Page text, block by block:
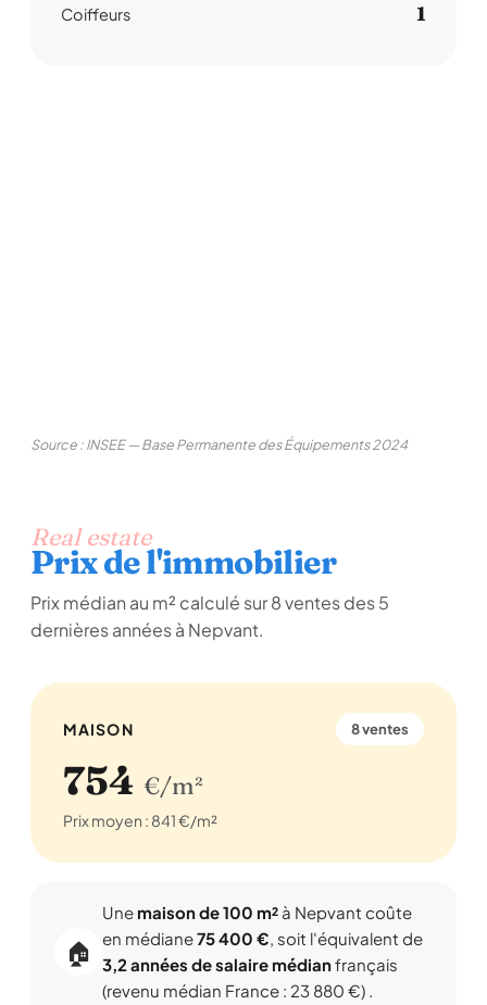
Coiffeurs 1
Source : INSEE — Base Permanente des Équipements 2024
Real estate
Prix de l'immobilier
Prix médian au m² calculé sur 8 ventes des 5
dernières années à Nepvant.
MAISON 8 ventes
754 €/m²
Prix moyen : 841 €/m²
🏠
Une maison de 100 m² à Nepvant coûte
en médiane75 400 €, soit l'équivalent de
3,2 années de salaire médianfrançais
(revenu médian France : 23 880 €) .